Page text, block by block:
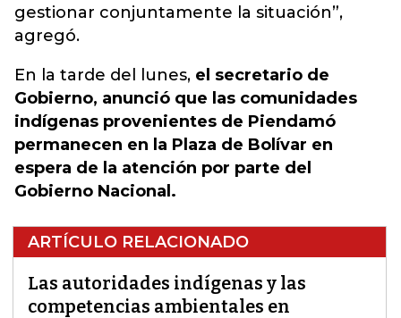
gestionar conjuntamente la situación”,
agregó.
En la tarde del lunes, el secretario de
Gobierno, anunció que las comunidades
indígenas provenientes de Piendamó
permanecen en la Plaza de Bolívar en
espera de la atención por parte del
Gobierno Nacional.
ARTÍCULO RELACIONADO
Las autoridades indígenas y las
competencias ambientales en